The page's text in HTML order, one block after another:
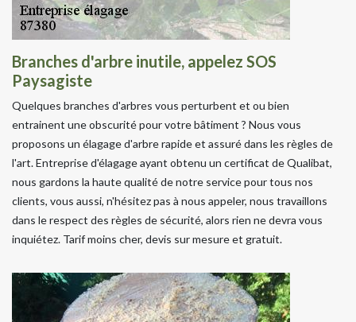
Branches d'arbre inutile, appelez SOS
Paysagiste
Quelques branches d'arbres vous perturbent et ou bien
entrainent une obscurité pour votre bâtiment ? Nous vous
proposons un élagage d'arbre rapide et assuré dans les règles de
l'art. Entreprise d'élagage ayant obtenu un certificat de Qualibat,
nous gardons la haute qualité de notre service pour tous nos
clients, vous aussi, n'hésitez pas à nous appeler, nous travaillons
dans le respect des règles de sécurité, alors rien ne devra vous
inquiétez. Tarif moins cher, devis sur mesure et gratuit.